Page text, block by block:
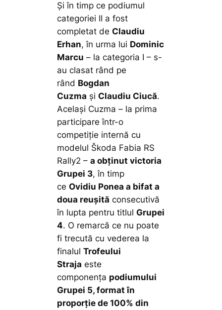
Și în timp ce podiumul
categoriei II a fost
completat deClaudiu
Erhan, în urma lui Dominic
Marcu – la categoria I – s-
au clasat rând pe
rând Bogdan
Cuzma șiClaudiu Ciucă.
Același Cuzma – la prima
participare într-o
competiție internă cu
modelul Škoda Fabia RS
Rally2 –a obținut victoria
Grupei 3, în timp
ceOvidiu Ponea a bifat a
doua reușită consecutivă
în lupta pentru titlulGrupei
4. O remarcă ce nu poate
fi trecută cu vederea la
finalulTrofeului
Straja este
componența podiumului
Grupei 5, format în
proporție de 100% din